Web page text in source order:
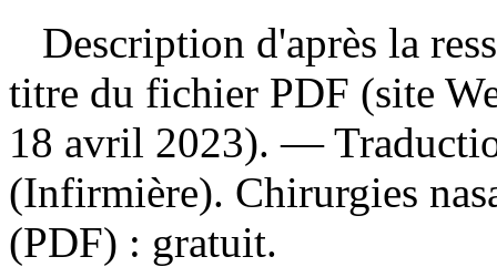
Description d'après la
titre du fichier PDF (site
18 avril 2023). —
(Infirmière). Chirurgies
(PDF) : gratuit.